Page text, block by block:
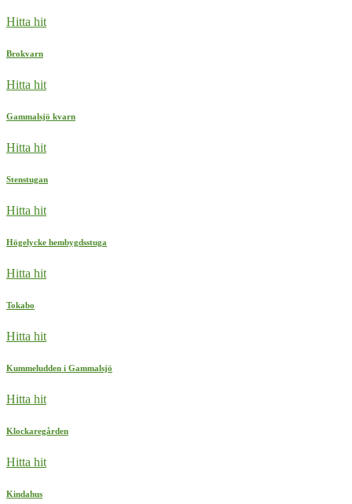
Hitta hit
Brokvarn
Hitta hit
Gammalsjö kvarn
Hitta hit
Stenstugan
Hitta hit
Högelycke hembygdsstuga
Hitta hit
Tokabo
Hitta hit
Kummeludden i Gammalsjö
Hitta hit
Klockaregården
Hitta hit
Kindahus